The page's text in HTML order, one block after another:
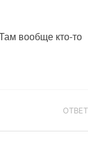
вообще кто-то